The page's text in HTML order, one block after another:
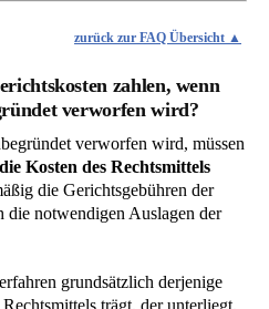
zurück zur FAQ Übersicht
zahlen, wenn
verworfen wird?
verworfen wird, müssen
Kosten des Rechtsmittels
die Gerichtsgebühren der
die notwendigen Auslagen der
grundsätzlich derjenige